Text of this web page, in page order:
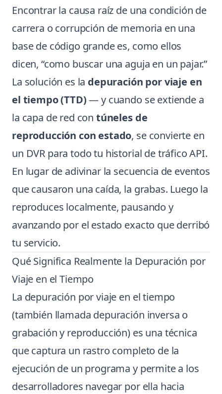
Encontrar la causa raíz de una condición de
carrera o corrupción de memoria en una
base de código grande es, como ellos
dicen, “como buscar una aguja en un pajar.”
La solución es la depuración por viaje en
el tiempo (TTD)— y cuando se extiende a
la capa de red con túneles de
reproducción con estado, se convierte en
un DVR para todo tu historial de tráfico API.
En lugar de adivinar la secuencia de eventos
que causaron una caída, la grabas. Luego la
reproduces localmente, pausando y
avanzando por el estado exacto que derribó
tu servicio.
Qué Significa Realmente la Depuración por
Viaje en el Tiempo
La depuración por viaje en el tiempo
(también llamada depuración inversa o
grabación y reproducción) es una técnica
que captura un rastro completo de la
ejecución de un programa y permite a los
desarrolladores navegar por ella hacia